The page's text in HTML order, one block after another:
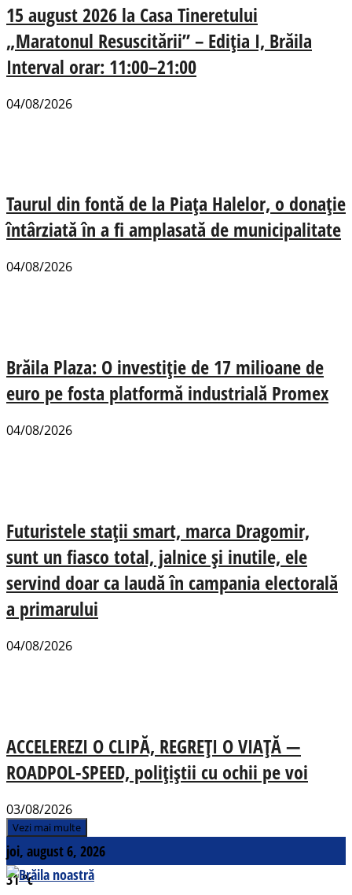
15 august 2026 la Casa Tineretului
„Maratonul Resuscitării” – Ediția I, Brăila
Interval orar: 11:00–21:00
04/08/2026
Taurul din fontă de la Piața Halelor, o donație
întârziată în a fi amplasată de municipalitate
04/08/2026
Brăila Plaza: O investiție de 17 milioane de
euro pe fosta platformă industrială Promex
04/08/2026
Futuristele stații smart, marca Dragomir,
sunt un fiasco total, jalnice și inutile, ele
servind doar ca laudă în campania electorală
a primarului
04/08/2026
ACCELEREZI O CLIPĂ, REGREȚI O VIAȚĂ —
ROADPOL-SPEED, polițiștii cu ochii pe voi
03/08/2026
Vezi mai multe
joi, august 6, 2026
31°c